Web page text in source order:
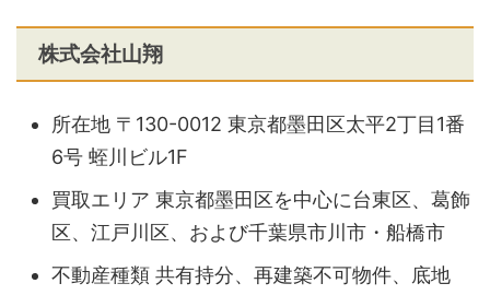
株式会社山翔
所在地 〒130-0012 東京都墨田区太平2丁目1番
6号 蛭川ビル1F
買取エリア 東京都墨田区を中心に台東区、葛飾
区、江戸川区、および千葉県市川市・船橋市​
不動産種類 共有持分、再建築不可物件、底地